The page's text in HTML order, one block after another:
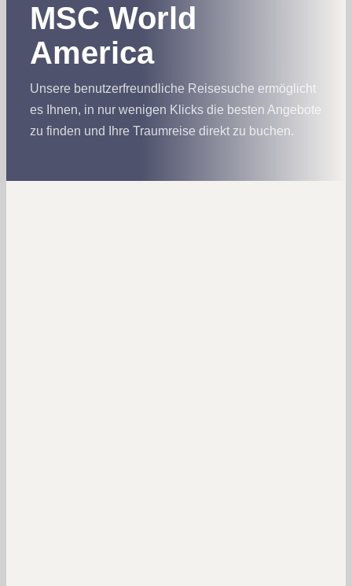
MSC World
America
Unsere benutzerfreundliche Reisesuche ermöglicht
es Ihnen, in nur wenigen Klicks die besten Angebote
zu finden und Ihre Traumreise direkt zu buchen.